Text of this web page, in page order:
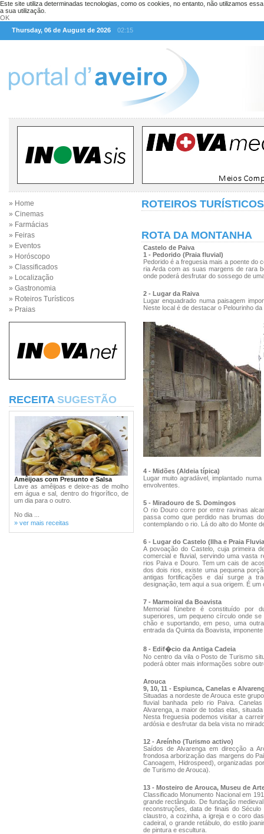
Este site utiliza determinadas tecnologias, como os cookies, no entanto, não utilizamos
a sua utilização.
OK
Thursday, 06 de August de 2026
02:15
» Home
» Cinemas
» Farmácias
» Feiras
» Eventos
» Horóscopo
» Classificados
» Localização
» Gastronomia
» Roteiros Turísticos
» Praias
RECEITA SUGESTÃO
Amêijoas com Presunto e Salsa
Lave as amêijoas e deixe-as de molho
em água e sal, dentro do frigorífico, de
um dia para o outro.
No dia ...
» ver mais receitas
ROTEIROS TURÍSTICOS
ROTA DA MONTANHA
Castelo de Paiva
1 - Pedorido (Praia fluvial)
Pedorido é a freguesia mais a poente do
ria Arda com as suas margens de rara
onde poderá desfrutar do sossego de
2 - Lugar da Raiva
Lugar enquadrado numa paisagem
Neste local é de destacar o Pelourinho
4 - Midões (Aldeia típica)
Lugar muito agradável, implantado
envolventes.
5 - Miradouro de S. Domingos
O rio Douro corre por entre ravinas
passa como que perdido nas brumas
contemplando o rio. Lá do alto do Monte
6 - Lugar do Castelo (Ilha e Praia
A povoação do Castelo, cuja primeira
comercial e fluvial, servindo uma vasta
rios Paiva e Douro. Tem um cais de
dos dois rios, existe uma pequena
antigas fortificações e daí surge a
designação, tem aqui a sua origem. É
7 - Marmoiral da Boavista
Memorial fúnebre é constituído por
superiores, um pequeno círculo onde
chão e suportando, em peso, uma
entrada da Quinta da Boavista,
8 - Edif�cio da Antiga Cadeia
No centro da vila o Posto de Turismo
poderá obter mais informações sobre
Arouca
9, 10, 11 - Espiunca, Canelas e
Situadas a nordeste de Arouca este
fluvial banhada pelo rio Paiva.
Alvarenga, a maior de todas elas,
Nesta freguesia podemos visitar a
ardósia e desfrutar da bela vista no
12 - Areínho (Turismo activo)
Saídos de Alvarenga em direcção a
frondosa arborização das margens do
Canoagem, Hidrospeed), organizadas
de Turismo de Arouca).
13 - Mosteiro de Arouca, Museu de
Classificado Monumento Nacional em
grande rectângulo. De fundação
reconstruções, data de finais do
claustro, a cozinha, a igreja e o coro
cadeiral, o grande retábulo, do estilo
de pintura e escultura.